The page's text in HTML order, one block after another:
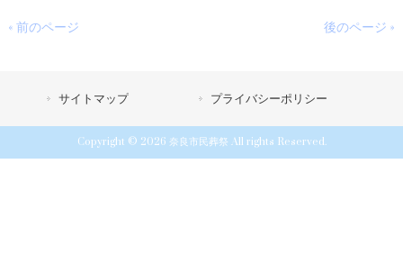
« 前のページ 後のページ »
サイトマップ プライバシーポリシー
Copyright © 2026 奈良市民葬祭 All rights Reserved.